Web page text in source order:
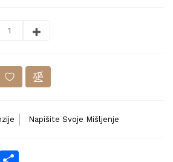
Napišite Svoje Mišljenje
LinkedIn